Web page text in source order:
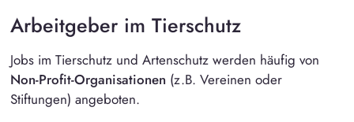
Arbeitgeber im Tierschutz
Jobs im Tierschutzund Artenschutz werden häufig von
Non-Profit-Organisationen (z.B. Vereinen oder
Stiftungen) angeboten.